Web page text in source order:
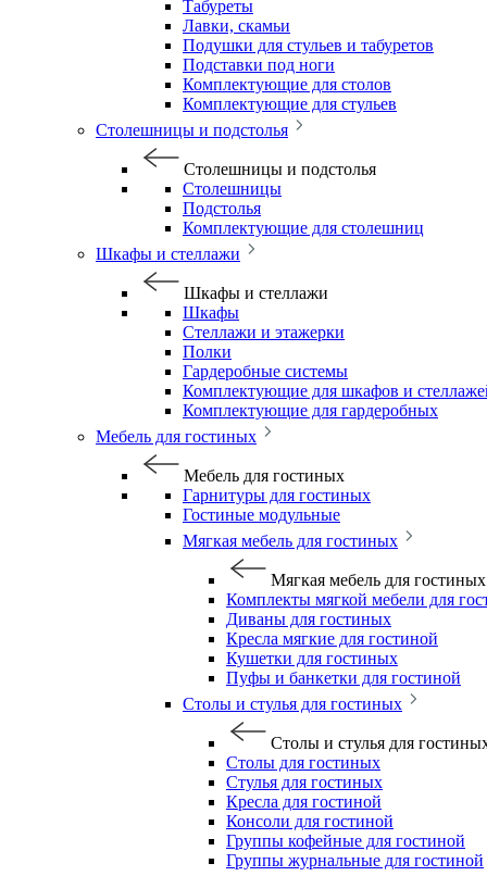
Табуреты
Лавки, скамьи
Подушки для стульев и табуретов
Подставки под ноги
Комплектующие для столов
Комплектующие для стульев
Столешницы и подстолья
Столешницы и подстолья
Столешницы
Подстолья
Комплектующие для столешниц
Шкафы и стеллажи
Шкафы и стеллажи
Шкафы
Стеллажи и этажерки
Полки
Гардеробные системы
Комплектующие для шкафов и
Комплектующие для гардеробных
Мебель для гостиных
Мебель для гостиных
Гарнитуры для гостиных
Гостиные модульные
Мягкая мебель для гостиных
Мягкая мебель для гостиных
Комплекты мягкой мебели для
Диваны для гостиных
Кресла мягкие для гостиной
Кушетки для гостиных
Пуфы и банкетки для гостиной
Столы и стулья для гостиных
Столы и стулья для
Столы для гостиных
Стулья для гостиных
Кресла для гостиной
Консоли для гостиной
Группы кофейные для гостиной
Группы журнальные для гостиной